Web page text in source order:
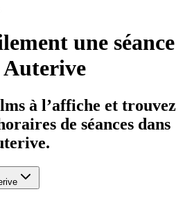
une séance
Auterive
à l’affiche et trouvez
de séances dans